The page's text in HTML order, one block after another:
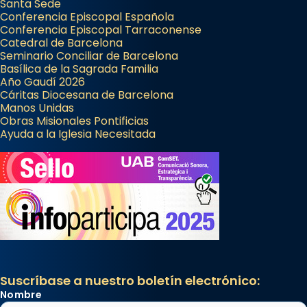
frare Joan Gaspar Roig, afirma en una obra
que les santes són filles de l’antiga Iluro.
Mataró en reivindicarà les relíq
...Ver más
Foto
View on Facebook
Santa Sede
Conferencia Episcopal Española
Conferencia Episcopal Tarraconense
Catedral de Barcelona
Seminario Conciliar de Barcelona
Basílica de la Sagrada Familia
Año Gaudí 2026
Cáritas Diocesana de Barcelona
Manos Unidas
Obras Misionales Pontificias
Ayuda a la Iglesia Necesitada
Suscríbase a nuestro boletín electrónico:
Nombre